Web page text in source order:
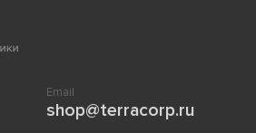
Email
shop@terracorp.ru